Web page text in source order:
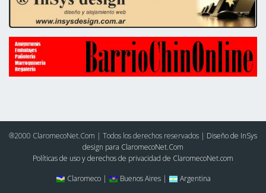
®2000 ClaromecoNet.Com | Todos los derechos reservados | Diseño de InSys
design para ClaromecoNet.Com
Políticas de uso y derechos de privacidad de ClaromecoNet.com
Claromeco |
Buenos Aires | Argentina